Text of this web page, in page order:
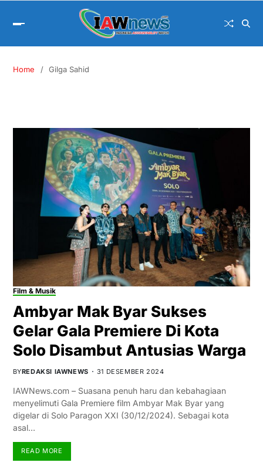
Home Gilga Sahid
Film & Musik
Ambyar Mak Byar Sukses
Gelar Gala Premiere Di Kota
Solo Disambut Antusias Warga
BYREDAKSI IAWNEWS 31 DESEMBER 2024
IAWNews.com – Suasana penuh haru dan kebahagiaan
menyelimuti Gala Premiere film Ambyar Mak Byar yang
digelar di Solo Paragon XXI (30/12/2024). Sebagai kota
asal…
READ MORE